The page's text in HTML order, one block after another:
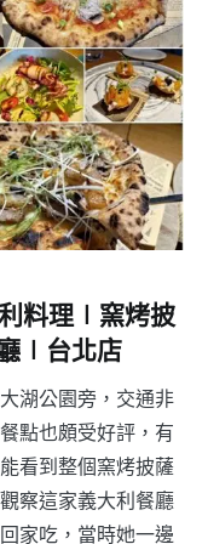
料理∣窯烤披
∣台北店
湖公園旁，交通非
點也頗受好評，有
看到整個窯烤披薩
察這家義大利餐廳
家吃，當時她一邊